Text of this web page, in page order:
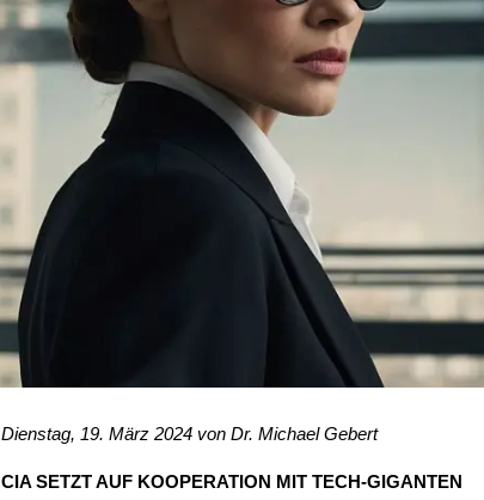
Dienstag, 19. März 2024 von Dr. Michael Gebert
CIA SETZT AUF KOOPERATION MIT TECH-GIGANTEN